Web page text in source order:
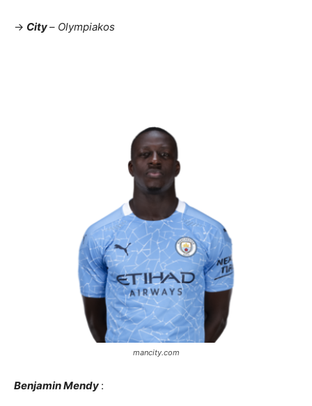
-> City– Olympiakos
mancity.com
Benjamin Mendy :